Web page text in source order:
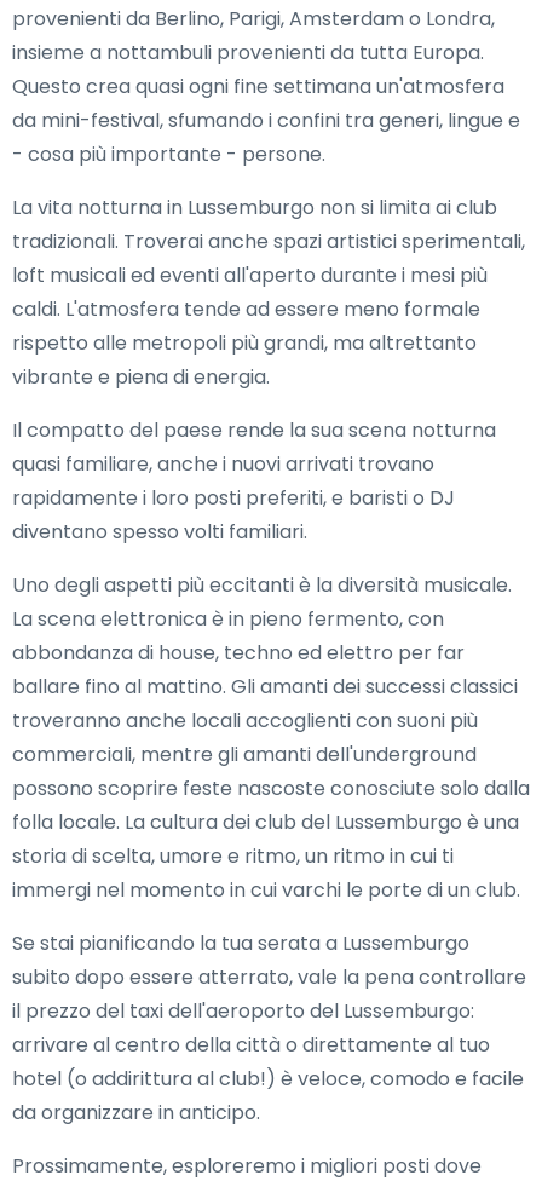
provenienti da Berlino, Parigi, Amsterdam o Londra,
insieme a nottambuli provenienti da tutta Europa.
Questo crea quasi ogni fine settimana un'atmosfera
da mini-festival, sfumando i confini tra generi, lingue e
- cosa più importante - persone.
La vita notturna in Lussemburgo non si limita ai club
tradizionali. Troverai anche spazi artistici sperimentali,
loft musicali ed eventi all'aperto durante i mesi più
caldi. L'atmosfera tende ad essere meno formale
rispetto alle metropoli più grandi, ma altrettanto
vibrante e piena di energia.
Il compatto del paese rende la sua scena notturna
quasi familiare, anche i nuovi arrivati trovano
rapidamente i loro posti preferiti, e baristi o DJ
diventano spesso volti familiari.
Uno degli aspetti più eccitanti è la diversità musicale.
La scena elettronica è in pieno fermento, con
abbondanza di house, techno ed elettro per far
ballare fino al mattino. Gli amanti dei successi classici
troveranno anche locali accoglienti con suoni più
commerciali, mentre gli amanti dell'underground
possono scoprire feste nascoste conosciute solo dalla
folla locale. La cultura dei club del Lussemburgo è una
storia di scelta, umore e ritmo, un ritmo in cui ti
immergi nel momento in cui varchi le porte di un club.
Se stai pianificando la tua serata a Lussemburgo
subito dopo essere atterrato, vale la pena controllare
il prezzo del taxi dell'aeroporto del Lussemburgo:
arrivare al centro della città o direttamente al tuo
hotel (o addirittura al club!) è veloce, comodo e facile
da organizzare in anticipo.
Prossimamente, esploreremo i migliori posti dove